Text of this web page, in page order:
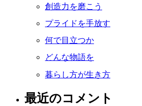
創造力を磨こう
プライドを手放す
何で目立つか
どんな物語を
暮らし方が生き方
最近のコメント